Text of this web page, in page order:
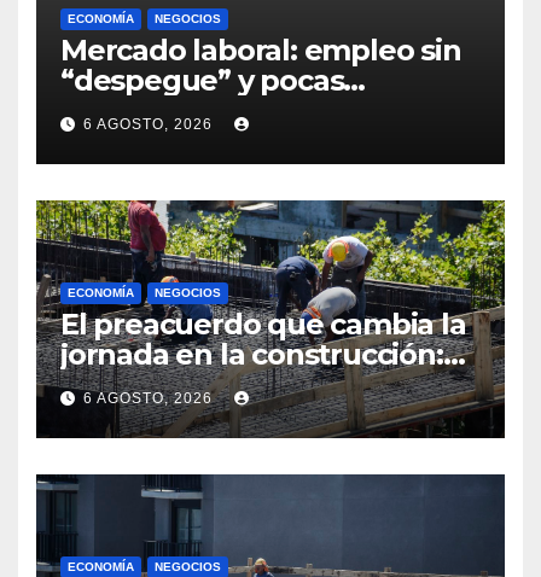
ECONOMÍA NEGOCIOS
Mercado laboral: empleo sin
“despegue” y pocas
expectativas empresariales
sobre aumento de personal
6 AGOSTO, 2026
ECONOMÍA NEGOCIOS
El preacuerdo que cambia la
jornada en la construcción:
menos horas, subas reales y
convenio hasta 2031
6 AGOSTO, 2026
ECONOMÍA NEGOCIOS